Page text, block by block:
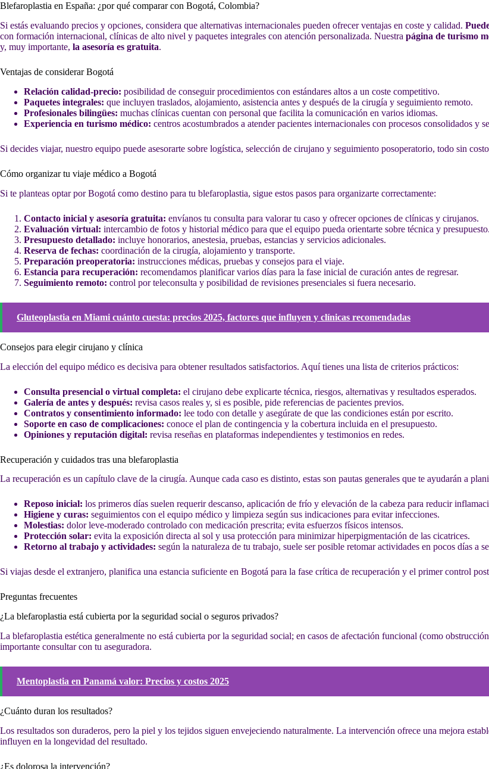
Blefaroplastia en España: ¿por qué comparar con Bogotá, Colombia?
Si estás evaluando precios y opciones, considera que alternativas internacionales pueden ofrecer ventajas en coste y calidad.
con formación internacional, clínicas de alto nivel y paquetes integrales con atención personalizada. Nuestra página de turismo
y, muy importante, la asesoría es gratuita.
Ventajas de considerar Bogotá
Relación calidad-precio: posibilidad de conseguir procedimientos con estándares altos a un coste competitivo.
Paquetes integrales: que incluyen traslados, alojamiento, asistencia antes y después de la cirugía y seguimiento remoto.
Profesionales bilingües: muchas clínicas cuentan con personal que facilita la comunicación en varios idiomas.
Experiencia en turismo médico: centros acostumbrados a atender pacientes internacionales con procesos consolidados y
Si decides viajar, nuestro equipo puede asesorarte sobre logística, selección de cirujano y seguimiento posoperatorio, todo sin
Cómo organizar tu viaje médico a Bogotá
Si te planteas optar por Bogotá como destino para tu blefaroplastia, sigue estos pasos para organizarte correctamente:
Contacto inicial y asesoría gratuita: envíanos tu consulta para valorar tu caso y ofrecer opciones de clínicas y cirujanos.
Evaluación virtual: intercambio de fotos y historial médico para que el equipo pueda orientarte sobre técnica y presupuesto.
Presupuesto detallado: incluye honorarios, anestesia, pruebas, estancias y servicios adicionales.
Reserva de fechas: coordinación de la cirugía, alojamiento y transporte.
Preparación preoperatoria: instrucciones médicas, pruebas y consejos para el viaje.
Estancia para recuperación: recomendamos planificar varios días para la fase inicial de curación antes de regresar.
Seguimiento remoto: control por teleconsulta y posibilidad de revisiones presenciales si fuera necesario.
Gluteoplastia en Miami cuánto cuesta: precios 2025, factores que influyen y clínicas recomendadas
Consejos para elegir cirujano y clínica
La elección del equipo médico es decisiva para obtener resultados satisfactorios. Aquí tienes una lista de criterios prácticos:
Consulta presencial o virtual completa: el cirujano debe explicarte técnica, riesgos, alternativas y resultados esperados.
Galería de antes y después: revisa casos reales y, si es posible, pide referencias de pacientes previos.
Contratos y consentimiento informado: lee todo con detalle y asegúrate de que las condiciones están por escrito.
Soporte en caso de complicaciones: conoce el plan de contingencia y la cobertura incluida en el presupuesto.
Opiniones y reputación digital: revisa reseñas en plataformas independientes y testimonios en redes.
Recuperación y cuidados tras una blefaroplastia
La recuperación es un capítulo clave de la cirugía. Aunque cada caso es distinto, estas son pautas generales que te ayudarán a
Reposo inicial: los primeros días suelen requerir descanso, aplicación de frío y elevación de la cabeza para reducir
Higiene y curas: seguimientos con el equipo médico y limpieza según sus indicaciones para evitar infecciones.
Molestias: dolor leve-moderado controlado con medicación prescrita; evita esfuerzos físicos intensos.
Protección solar: evita la exposición directa al sol y usa protección para minimizar hiperpigmentación de las cicatrices.
Retorno al trabajo y actividades: según la naturaleza de tu trabajo, suele ser posible retomar actividades en pocos días a
Si viajas desde el extranjero, planifica una estancia suficiente en Bogotá para la fase crítica de recuperación y el primer control
Preguntas frecuentes
¿La blefaroplastia está cubierta por la seguridad social o seguros privados?
La blefaroplastia estética generalmente no está cubierta por la seguridad social; en casos de afectación funcional (como
importante consultar con tu aseguradora.
Mentoplastia en Panamá valor: Precios y costos 2025
¿Cuánto duran los resultados?
Los resultados son duraderos, pero la piel y los tejidos siguen envejeciendo naturalmente. La intervención ofrece una mejora
influyen en la longevidad del resultado.
¿Es dolorosa la intervención?